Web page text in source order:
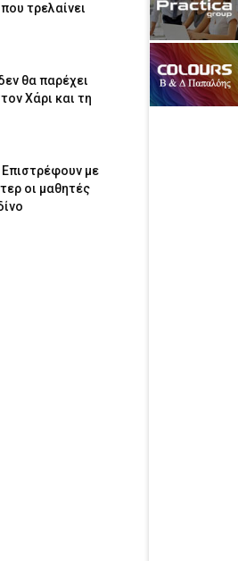
τρελαίνει
θα παρέχει
Χάρι και τη
με
οι μαθητές